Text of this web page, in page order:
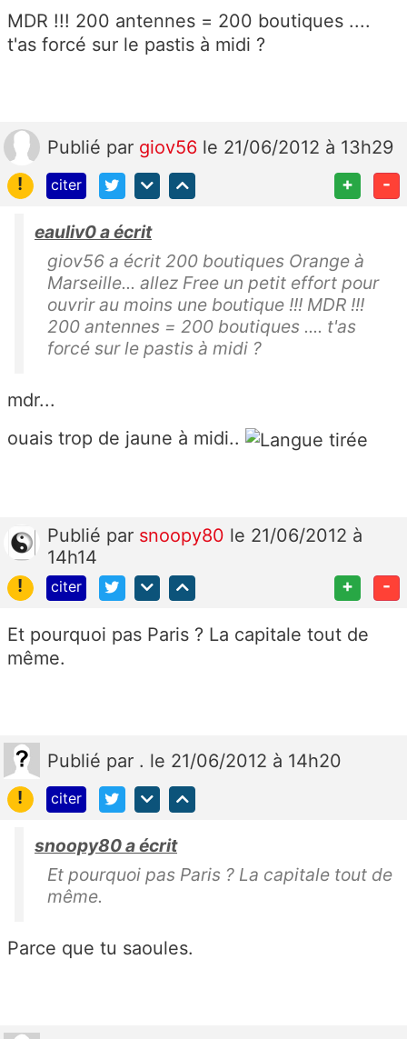
MDR !!! 200 antennes = 200 boutiques ....
t'as forcé sur le pastis à midi ?
Publié par giov56 le 21/06/2012 à 13h29
!
citer + -
eauliv0 a écrit
giov56 a écrit 200 boutiques Orange à
Marseille... allez Free un petit effort pour
ouvrir au moins une boutique !!! MDR !!!
200 antennes = 200 boutiques .... t'as
forcé sur le pastis à midi ?
mdr...
ouais trop de jaune à midi..
Publié par snoopy80 le 21/06/2012 à
14h14
!
citer + -
Et pourquoi pas Paris ? La capitale tout de
même.
Publié par . le 21/06/2012 à 14h20
!
citer
snoopy80 a écrit
Et pourquoi pas Paris ? La capitale tout de
même.
Parce que tu saoules.